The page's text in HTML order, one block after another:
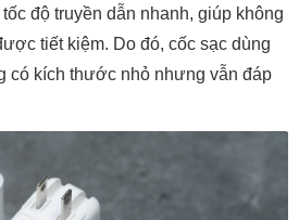
độ truyền dẫn nhanh, giúp không
tiết kiệm. Do đó, cốc sạc dùng
có kích thước nhỏ nhưng vẫn đáp